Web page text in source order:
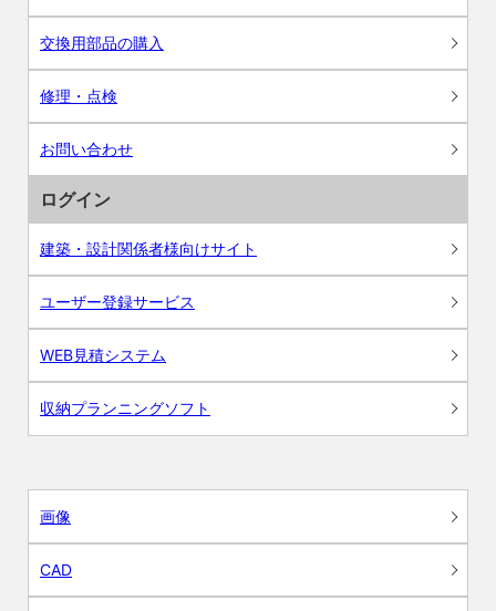
交換用部品の購入
修理・点検
お問い合わせ
ログイン
建築・設計関係者様向けサイト
ユーザー登録サービス
WEB見積システム
収納プランニングソフト
画像
CAD